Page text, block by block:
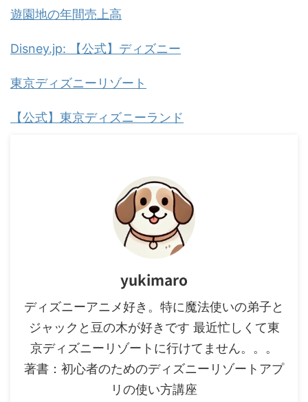
遊園地の年間売上高
Disney.jp: 【公式】ディズニー
東京ディズニーリゾート
【公式】東京ディズニーランド
yukimaro
ディズニーアニメ好き。特に魔法使いの弟子と
ジャックと豆の木が好きです 最近忙しくて東
京ディズニーリゾートに行けてません。。。
著書：初心者のためのディズニーリゾートアプ
リの使い方講座